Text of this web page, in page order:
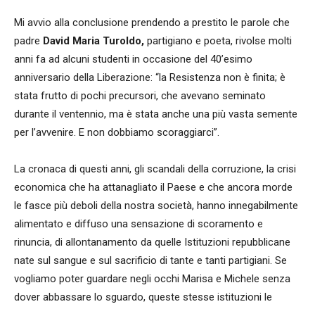
Mi avvio alla conclusione prendendo a prestito le parole che
padre David Maria Turoldo, partigiano e poeta, rivolse molti
anni fa ad alcuni studenti in occasione del 40’esimo
anniversario della Liberazione: “la Resistenza non è finita; è
stata frutto di pochi precursori, che avevano seminato
durante il ventennio, ma è stata anche una più vasta semente
per l’avvenire. E non dobbiamo scoraggiarci”.
La cronaca di questi anni, gli scandali della corruzione, la crisi
economica che ha attanagliato il Paese e che ancora morde
le fasce più deboli della nostra società, hanno innegabilmente
alimentato e diffuso una sensazione di scoramento e
rinuncia, di allontanamento da quelle Istituzioni repubblicane
nate sul sangue e sul sacrificio di tante e tanti partigiani. Se
vogliamo poter guardare negli occhi Marisa e Michele senza
dover abbassare lo sguardo, queste stesse istituzioni le